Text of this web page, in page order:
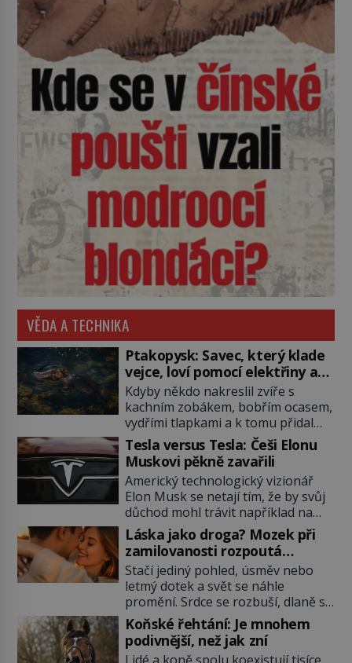
VĚDA A TECHNIKA
Ptakopysk: Savec, který klade
vejce, loví pomocí elektřiny a
brání se jedem
Kdyby někdo nakreslil zvíře s
kachním zobákem, bobřím ocasem,
vydřími tlapkami a k tomu přidal
jedovaté ostruhy i vejce, zoologové
by si nejspíš mysleli, že jde o
povedený vtip. Jenže ptakopysk je
skutečný. Tento australský podivín
patří mezi nejpozoruhodnější tvory
planety a vědci dodnes objevují
další překvapení, která skrývá. Když
evropští přírodovědci na konci 18.
[…]
Tesla versus Tesla: Češi Elonu
Muskovi pěkně zavařili
Americký technologický vizionář
Elon Musk se netají tím, že by svůj
důchod mohl trávit například na
Marsu. Patrně se bude jednat o
nějaký bungalov s nezbytnou
garáží pro elektrické vozítko. Než
se tak stane, jeho elektromobily
značky Tesla Motors se úspěšně
šíří na všechny kontinenty.
V nedávné minulosti však pro tesly
nastal velký problém a mohli za […]
Láska jako droga? Mozek při
zamilovanosti rozpoutá
neuvěřitelnou chemickou bouři
Stačí jediný pohled, úsměv nebo
letmý dotek a svět se náhle
promění. Srdce se rozbuší, dlaně se
potí a myšlenky se neustále vracejí
k jediné osobě. Romantici mluví o
osudové lásce, neurovědci však vidí
Koňské řehtání: Je mnohem
podivnější, než jak zní
Lidé a koně spolu koexistují tisíce